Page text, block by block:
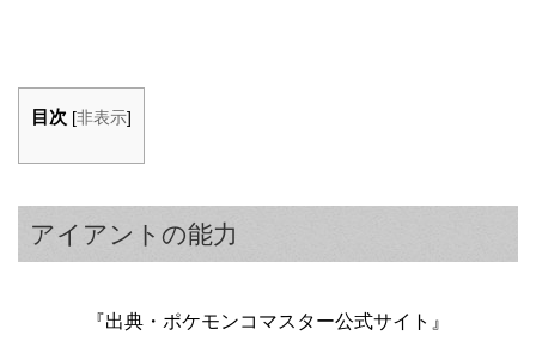
目次 [非表示]
アイアントの能力
『出典・ポケモンコマスター公式サイト』